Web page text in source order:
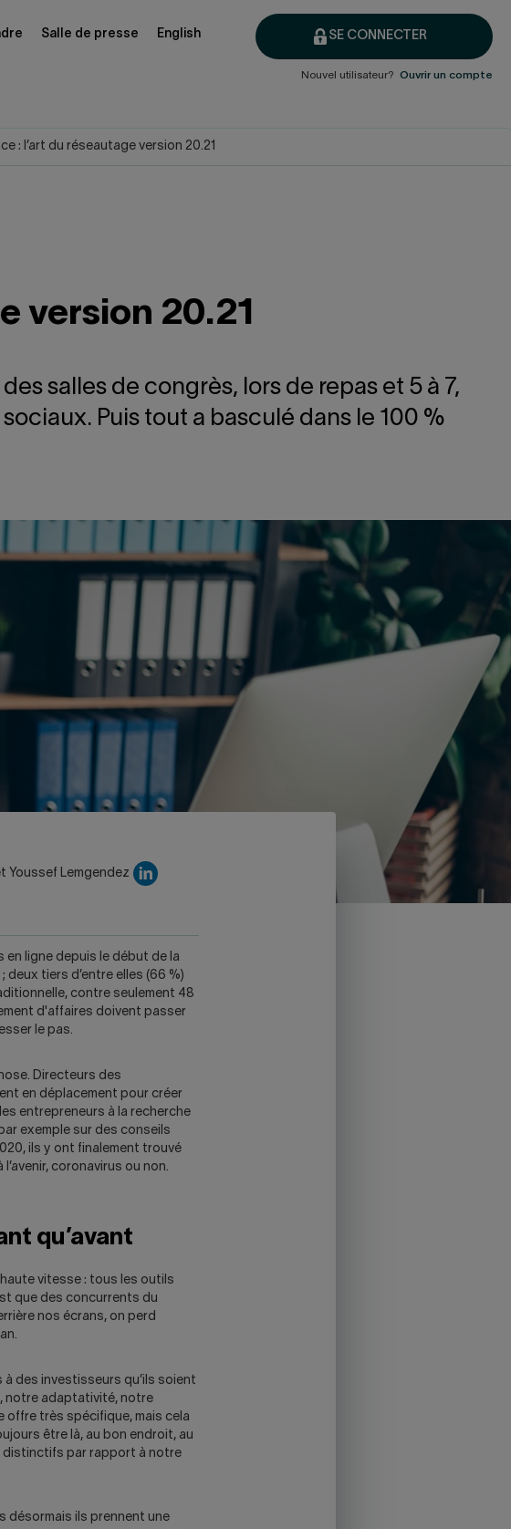
SE CONNECTER
Nouvel utilisateur? Ouvrir un compte
Salle de presse English
: l’art du réseautage version 20.21
version 20.21
salles de congrès, lors de repas et 5 à 7,
Puis tout a basculé dans le 100 %
Youssef Lemgendez
en ligne depuis le début de la
tiers d’entre elles (66 %)
contre seulement 48
d'affaires doivent passer
le pas.
Directeurs des
en déplacement pour créer
entrepreneurs à la recherche
exemple sur des conseils
ils y ont finalement trouvé
coronavirus ou non.
qu’avant
haute vitesse : tous les outils
que des concurrents du
nos écrans, on perd
des investisseurs qu’ils soient
notre adaptativité, notre
offre très spécifique, mais cela
être là, au bon endroit, au
distinctifs par rapport à notre
désormais ils prennent une